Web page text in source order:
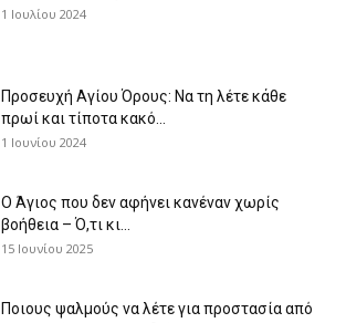
1 Ιουλίου 2024
Προσευχή Αγίου Όρους: Να τη λέτε κάθε
πρωί και τίποτα κακό...
1 Ιουνίου 2024
Ο Άγιος που δεν αφήνει κανέναν χωρίς
βοήθεια – Ό,τι κι...
15 Ιουνίου 2025
Ποιους ψαλμούς να λέτε για προστασία από